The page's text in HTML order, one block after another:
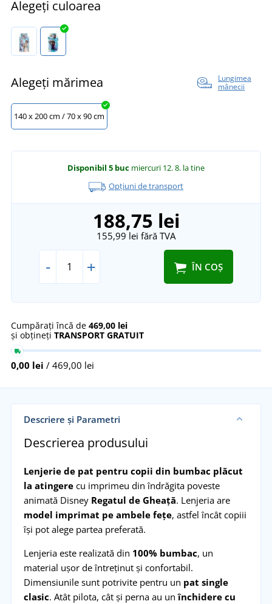
Alegeți culoarea
Alegeți mărimea
Lungimea
mânecii
140 x 200 cm / 70 x 90 cm
Disponibil 5 buc miercuri 12. 8. la tine
Opțiuni de transport
188,75 lei
155,99 lei fără TVA
- + ÎN COȘ
Cumpărați încă de 469,00 lei
și obțineți TRANSPORT GRATUIT
0,00 lei / 469,00 lei
Descriere și Parametri
Descrierea produsului
Lenjerie de pat pentru copii din bumbac plăcut
la atingerecu imprimeu din îndrăgita poveste
animată Disney Regatul de Gheață. Lenjeria are
model imprimat pe ambele fețe, astfel încât copiii
își pot alege partea preferată.
Lenjeria este realizată din 100% bumbac, un
material ușor de întreținut și confortabil.
Dimensiunile sunt potrivite pentru un pat single
clasic. Atât pilota, cât și perna au unînchidere cu